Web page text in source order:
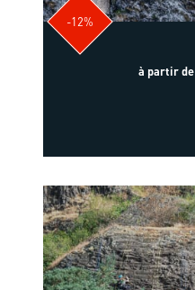
-12%
à partir de